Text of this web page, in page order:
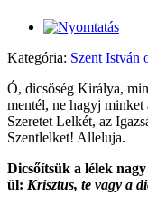
Kategória: Szent István
Ó, dicsőség Királya,
mentél, ne hagyj
Szeretet Lelkét, az
Szentlelket! Alleluja.
Dicsőítsük a lélek
ül: Krisztus, te vagy a